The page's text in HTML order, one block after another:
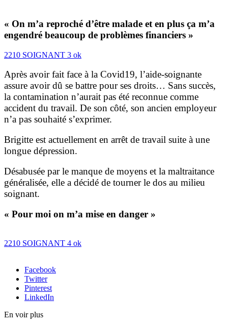
« On m’a reproché d’être malade et en plus ça m’a
engendré beaucoup de problèmes financiers »
2210 SOIGNANT 3 ok
Après avoir fait face à la Covid19, l’aide-soignante
assure avoir dû se battre pour ses droits… Sans succès,
la contamination n’aurait pas été reconnue comme
accident du travail. De son côté, son ancien employeur
n’a pas souhaité s’exprimer.
Brigitte est actuellement en arrêt de travail suite à une
longue dépression.
Désabusée par le manque de moyens et la maltraitance
généralisée, elle a décidé de tourner le dos au milieu
soignant.
« Pour moi on m’a mise en danger »
2210 SOIGNANT 4 ok
Facebook
Twitter
Pinterest
LinkedIn
En voir plus